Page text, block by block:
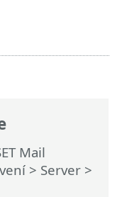
Mail
> Server >